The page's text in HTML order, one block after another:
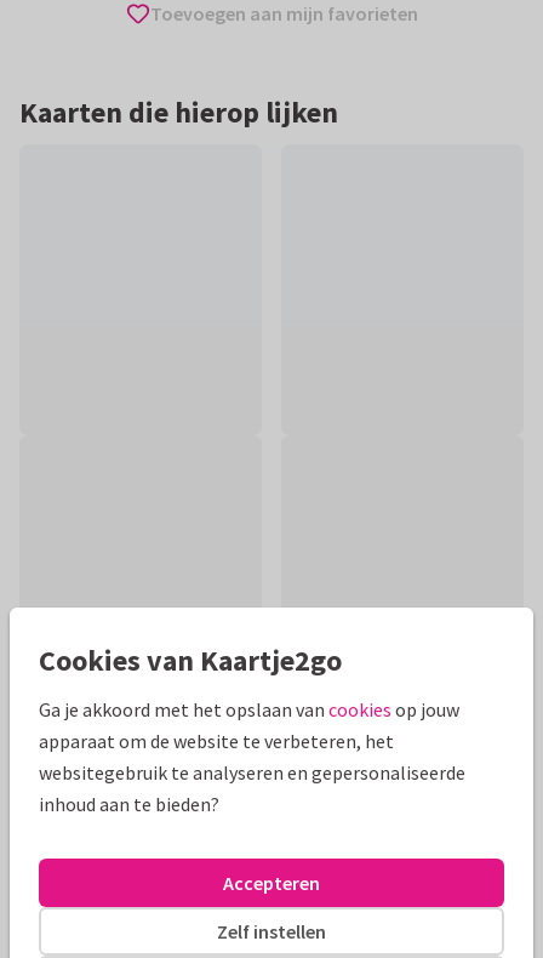
Toevoegen aan mijn favorieten
Kaarten die hierop lijken
Productinformatie
Stijlvolle kaart met getekende bomen en bladeren om
Alle kaarten zijn helemaal naar wens aan te passen
Cookies van Kaartje2go
Ga je akkoord met het opslaan van cookies op jouw
apparaat om de website te verbeteren, het
websitegebruik te analyseren en gepersonaliseerde
inhoud aan te bieden?
Zelf instellen
Accepteren